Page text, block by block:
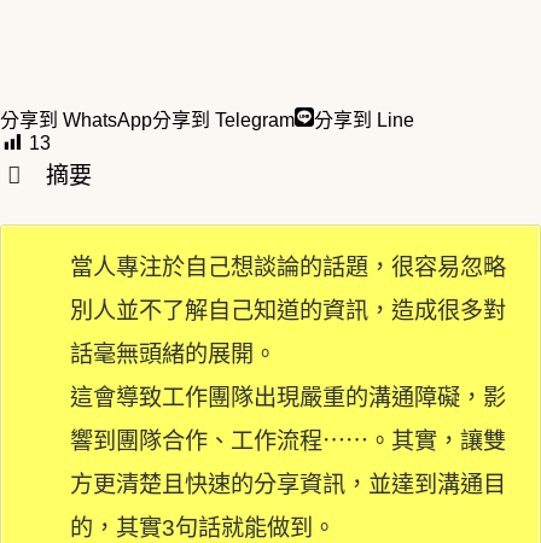
分享到 WhatsApp分享到 Telegram
分享到 Line
13
摘要
當人專注於自己想談論的話題，很容易忽略
別人並不了解自己知道的資訊，造成很多對
話毫無頭緒的展開。
這會導致工作團隊出現嚴重的溝通障礙，影
響到團隊合作、工作流程⋯⋯。其實，讓雙
方更清楚且快速的分享資訊，並達到溝通目
的，其實3句話就能做到。